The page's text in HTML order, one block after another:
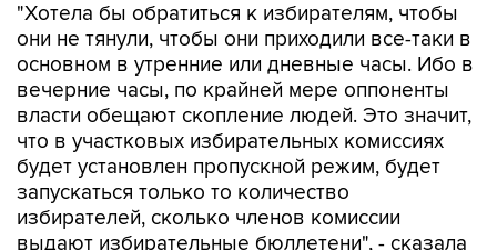
"Хотела бы обратиться к избирателям, чтобы
они не тянули, чтобы они приходили все-таки в
основном в утренние или дневные часы. Ибо в
вечерние часы, по крайней мере оппоненты
власти обещают скопление людей. Это значит,
что в участковых избирательных комиссиях
будет установлен пропускной режим, будет
запускаться только то количество
избирателей, сколько членов комиссии
выдают избирательные бюллетени", - сказала